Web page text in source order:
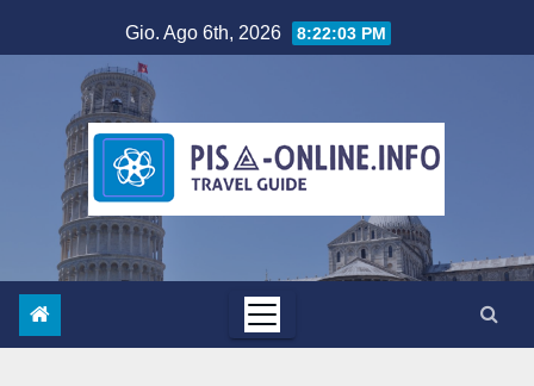
al
contenuto
Gio. Ago 6th, 2026 8:22:04 PM